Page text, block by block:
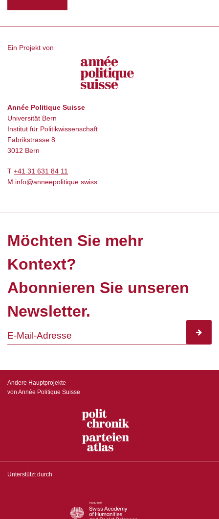
Ein Projekt von
Année Politique Suisse
Universität Bern
Institut für Politikwissenschaft
Fabrikstrasse 8
3012 Bern
T +41 31 631 84 11
M info@anneepolitique.swiss
Möchten Sie mehr
Kontext?
Abonnieren Sie unseren
Newsletter.
Andere Hauptprojekte
von Année Politique Suisse
Unterstützt durch